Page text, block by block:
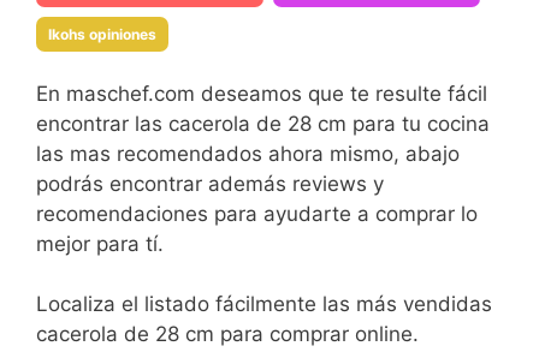
Ikohs opiniones
En maschef.com deseamos que te resulte fácil
encontrar las cacerola de 28 cm para tu cocina
las mas recomendados ahora mismo, abajo
podrás encontrar además reviews y
recomendaciones para ayudarte a comprar lo
mejor para tí.
Localiza el listado fácilmente las más vendidas
cacerola de 28 cm para comprar online.